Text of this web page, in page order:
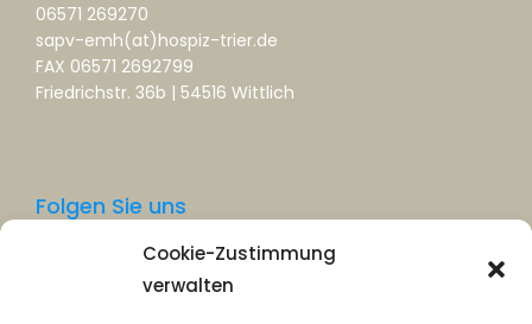
Cookie-Zustimmung
verwalten
06571 269270
sapv-emh(at)hospiz-trier.de
FAX 06571 2692799
Friedrichstr. 36b | 54516 Wittlich
Folgen Sie uns